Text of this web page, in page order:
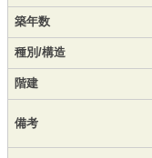
築年数
種別/構造
階建
備考